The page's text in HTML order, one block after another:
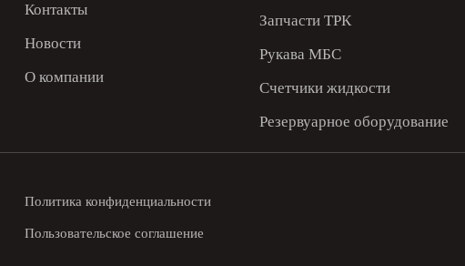
Контакты
Новости
О компании
Запчасти ТРК
Рукава МБС
Счетчики жидкости
Резервуарное оборудование
Политика конфиденциальности
Пользовательское соглашение